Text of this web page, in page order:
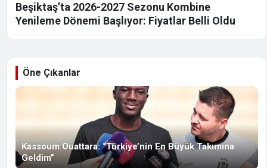
Beşiktaş’ta 2026-2027 Sezonu Kombine
Yenileme Dönemi Başlıyor: Fiyatlar Belli Oldu
Öne Çıkanlar
Kassoum Ouattara: “Türkiye’nin En Büyük Takımına
Geldim”